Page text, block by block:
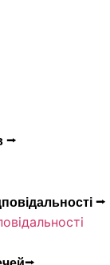
⭢
⭢